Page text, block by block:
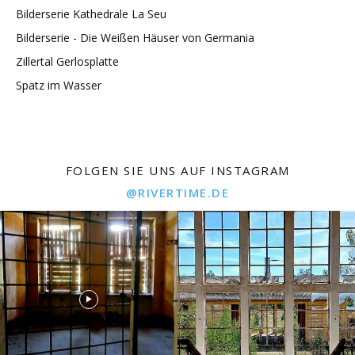
Bilderserie Kathedrale La Seu
Bilderserie - Die Weißen Häuser von Germania
Zillertal Gerlosplatte
Spatz im Wasser
FOLGEN SIE UNS AUF INSTAGRAM
@RIVERTIME.DE